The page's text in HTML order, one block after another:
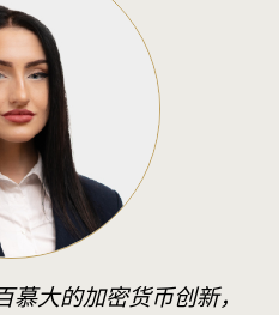
慕大的加密货币创新，